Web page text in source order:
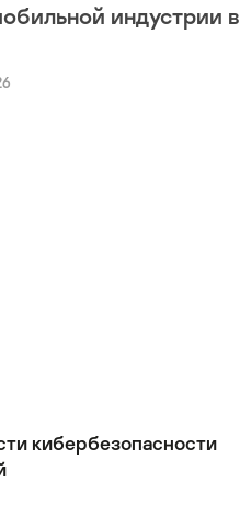
индустрии в
кибербезопасности